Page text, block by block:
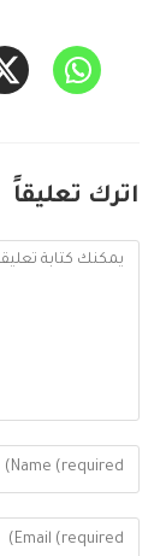
اترك تعليقاً